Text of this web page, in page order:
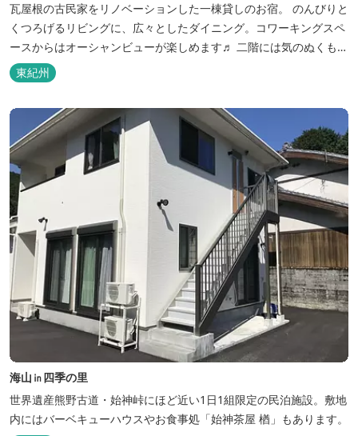
瓦屋根の古民家をリノベーションした一棟貸しのお宿。 のんびりと
くつろげるリビングに、広々としたダイニング。コワーキングスペ
ースからはオーシャンビューが楽しめます♬ 二階には気のぬくもり
を感じながら、アートと読書に浸ることができる「TASOGAREの
間」があり、海を眺めながらゆったりとした時間を過ごすことがで
きます。
東紀州
海山㏌四季の里
世界遺産熊野古道・始神峠にほど近い1日1組限定の民泊施設。敷地
内にはバーベキューハウスやお食事処「始神茶屋 楢」もあります。